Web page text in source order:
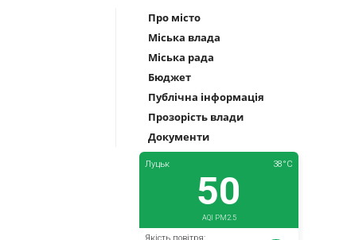
Про місто
Міська влада
Міська рада
Бюджет
Публічна інформація
Прозорість влади
Документи